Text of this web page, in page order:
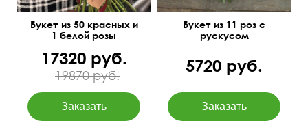
Букет из 50 красных и
1 белой розы
17320 руб.
19870 руб.
Букет из 11 роз с
рускусом
5720 руб.